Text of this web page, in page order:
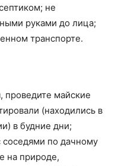
не
руками до лица;
транспорте.
майские
(находились в
в будние дни;
соседями по дачному
на природе,